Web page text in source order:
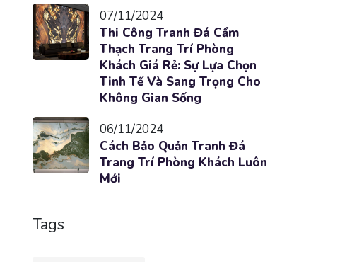
07/11/2024
Thi Công Tranh Đá Cẩm
Thạch Trang Trí Phòng
Khách Giá Rẻ: Sự Lựa Chọn
Tinh Tế Và Sang Trọng Cho
Không Gian Sống
06/11/2024
Cách Bảo Quản Tranh Đá
Trang Trí Phòng Khách Luôn
Mới
Tags